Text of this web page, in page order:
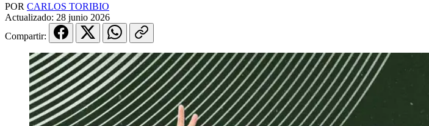
POR CARLOS TORIBIO
Actualizado: 28 junio 2026
Compartir: